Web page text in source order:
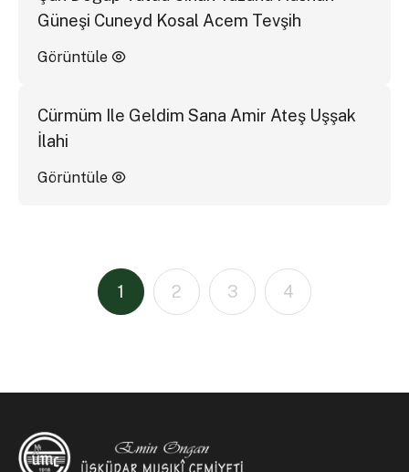
Güneşi Cuneyd Kosal Acem Tevşih
Görüntüle
Cürmüm Ile Geldim Sana Amir Ateş Uşşak
İlahi
Görüntüle
1 2 3 4